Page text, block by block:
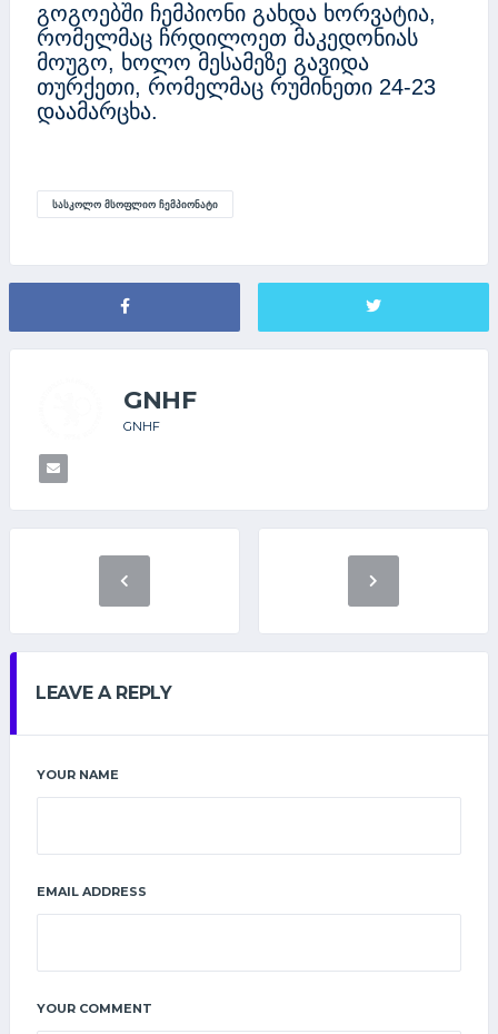
გოგოებში ჩემპიონი გახდა ხორვატია,
რომელმაც ჩრდილოეთ მაკედონიას
მოუგო, ხოლო მესამეზე გავიდა
თურქეთი, რომელმაც რუმინეთი 24-23
დაამარცხა.
ᲡᲐᲡᲙᲝᲚᲝ ᲛᲡᲝᲤᲚᲘᲝ ᲩᲔᲛᲞᲘᲝᲜᲐᲢᲘ
GNHF
GNHF
LEAVE A REPLY
YOUR NAME
EMAIL ADDRESS
YOUR COMMENT